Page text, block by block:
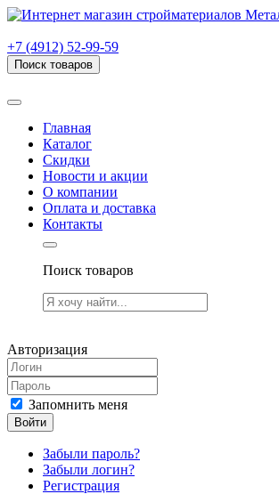
+7 (4912) 52-99-59
Поиск товаров
Главная
Каталог
Скидки
Новости и акции
О компании
Оплата и доставка
Контакты
Поиск товаров
Авторизация
Запомнить меня
Войти
Забыли пароль?
Забыли логин?
Регистрация